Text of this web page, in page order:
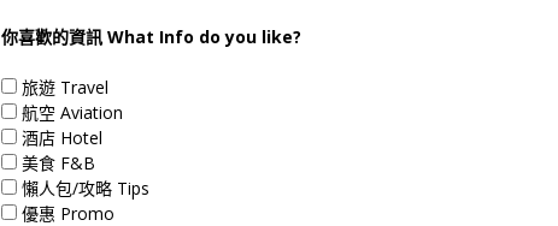
你喜歡的資訊 What Info do you like?
旅遊 Travel
航空 Aviation
酒店 Hotel
美食 F&B
懶人包/攻略 Tips
優惠 Promo